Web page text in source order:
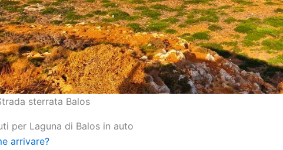
sterrata Balos
per Laguna di Balos in auto
arrivare?